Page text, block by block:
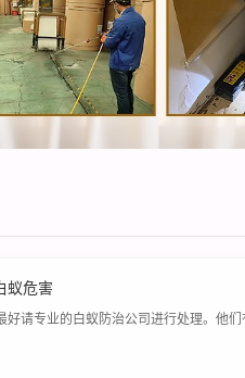
蚁危害
请专业的白蚁防治公司进行处理。他